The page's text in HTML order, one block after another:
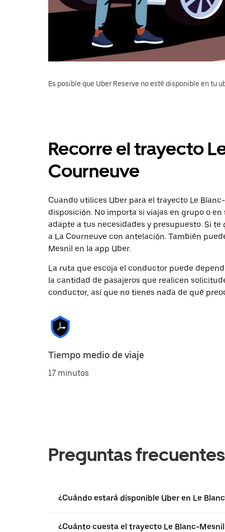
Es posible que Uber Reserve no esté disponible en tu
Recorre el trayecto
Courneuve
Cuando utilices Uber para el trayecto Le
disposición. No importa si viajas en grupo o
adapte a tus necesidades y presupuesto. Si
a La Courneuve con antelación. También
Mesnil en la app Uber.
La ruta que escoja el conductor puede
la cantidad de pasajeros que realicen
conductor, así que no tienes nada de qué
Tiempo medio de viaje
17 minutos
Preguntas frecuentes
¿Cuándo estará disponible Uber en Le
¿Cuánto cuesta el trayecto Le Blanc-